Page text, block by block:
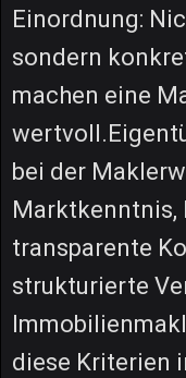
Einordnung:
sondern
machen eine
bei der
Marktkenntnis,
transparente
strukturierte
diese Kriterien